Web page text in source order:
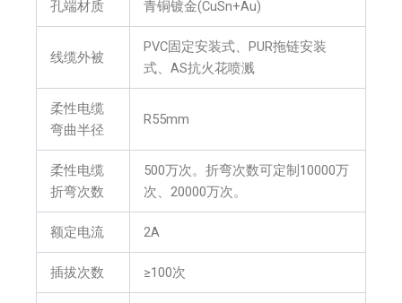
孔端材质 青铜镀金(CuSn+Au)
线缆外被
PVC固定安装式、PUR拖链安装
式、AS抗火花喷溅
柔性电缆
弯曲半径
R55mm
柔性电缆
折弯次数
500万次。折弯次数可定制10000万
次、20000万次。
额定电流 2A
插拔次数 ≥100次